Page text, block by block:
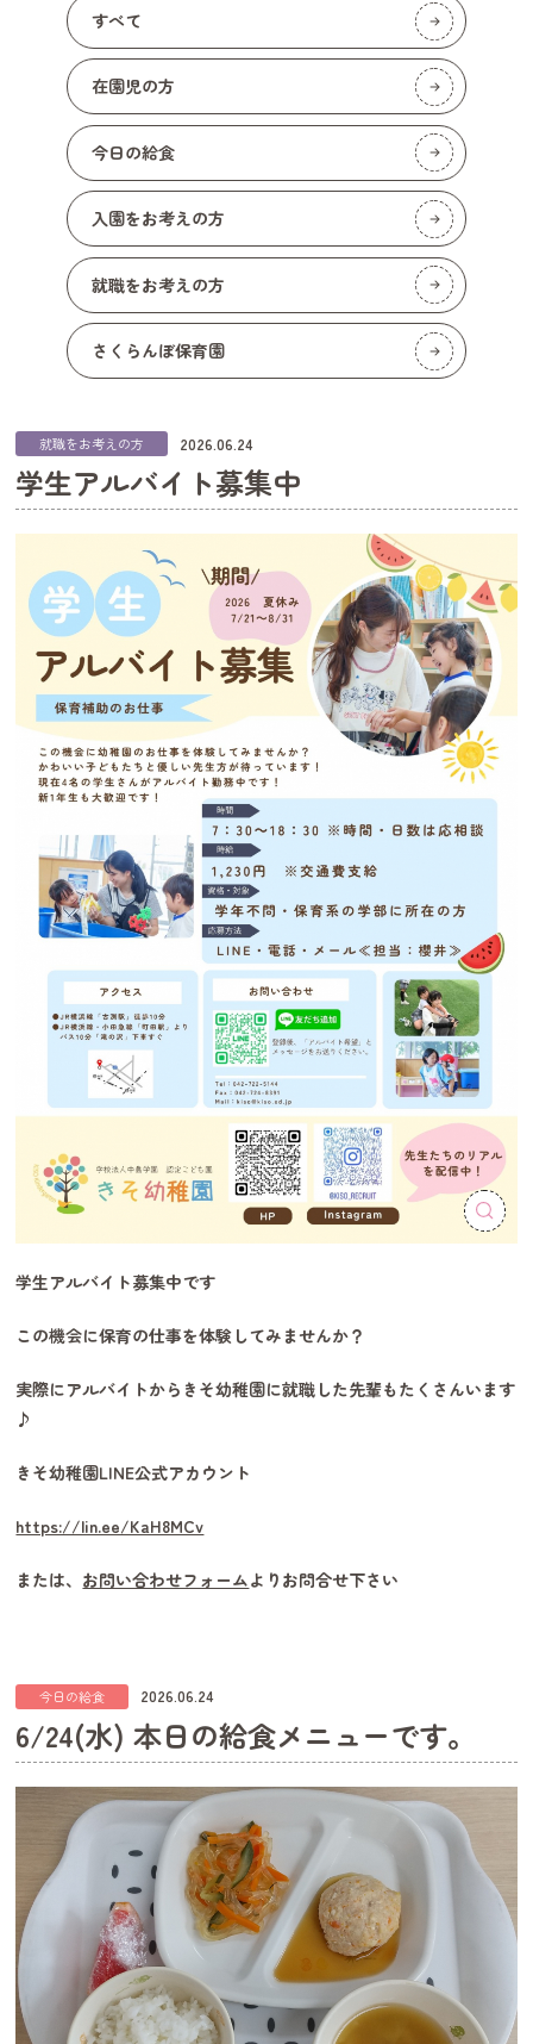
すべて
在園児の方
今日の給食
入園をお考えの方
就職をお考えの方
さくらんぼ保育園
就職をお考えの方 2026.06.24
学生アルバイト募集中
学生アルバイト募集中です
この機会に保育の仕事を体験してみませんか？
実際にアルバイトからきそ幼稚園に就職した先輩もたくさんいます
♪
きそ幼稚園LINE公式アカウント
https://lin.ee/KaH8MCv
または、 お問い合わせフォームよりお問合せ下さい
今日の給食 2026.06.24
6/24(水) 本日の給食メニューです。